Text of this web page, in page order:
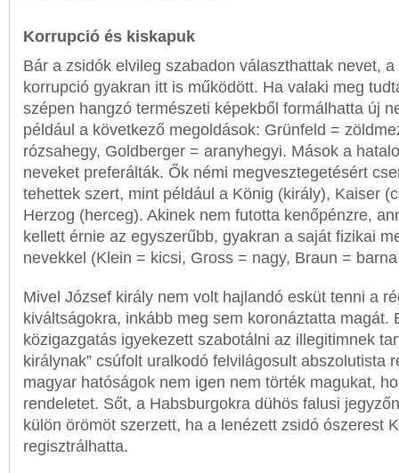
Korrupció és kiskapuk
Bár a zsidók elvileg szabadon választhattak nevet,
korrupció gyakran itt is működött. Ha valaki meg
szépen hangzó természeti képekből formálhatta új
például a következő megoldások: Grünfeld =
rózsahegy, Goldberger = aranyhegyi. Mások a
neveket preferálták. Ők némi megvesztegetésért
tehettek szert, mint például a König (király), Kaiser
Herzog (herceg). Akinek nem futotta kenőpénzre,
kellett érnie az egyszerűbb, gyakran a saját fizikai
nevekkel (Klein = kicsi, Gross = nagy, Braun =
Mivel József király nem volt hajlandó esküt tenni a
kiváltságokra, inkább meg sem koronáztatta magát.
közigazgatás igyekezett szabotálni az illegitimnek
királynak” csúfolt uralkodó felvilágosult abszolutista
magyar hatóságok nem igen nem törték magukat,
rendeletet. Sőt, a Habsburgokra dühös falusi
külön örömöt szerzett, ha a lenézett zsidó ószerest
regisztrálhatta.